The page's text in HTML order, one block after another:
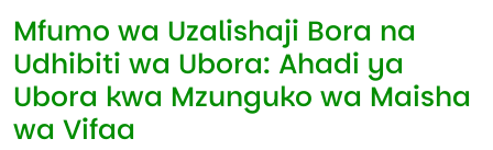
Mfumo wa Uzalishaji Bora na
Udhibiti wa Ubora: Ahadi ya
Ubora kwa Mzunguko wa Maisha
wa Vifaa